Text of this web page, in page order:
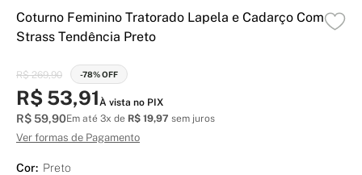
Coturno Feminino Tratorado Lapela e Cadarço Com
Strass Tendência Preto
R$ 269,90 -78% OFF
R$ 53,91À vista no PIX
R$ 59,90Em até 3x de R$ 19,97 sem juros
Ver formas de Pagamento
Cor: Preto